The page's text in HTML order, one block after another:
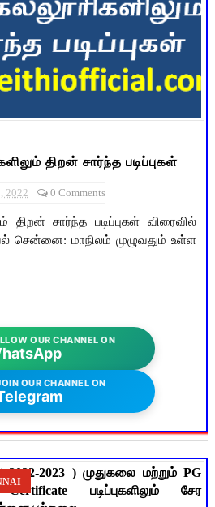
திறன் சார்ந்த படிப்புகள்
2022 0 Comments
திறன் சார்ந்த படிப்புகள் விரைவில்
சென்னை: மாநிலம் முழுவதும் உள்ள
OUR CHANNEL ON
OUR CHANNEL ON